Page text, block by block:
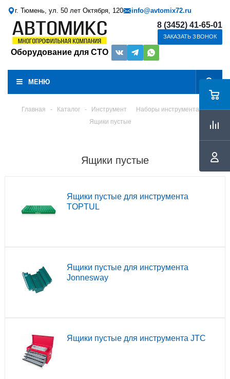
г. Тюмень, ул. 50 лет Октября, 120 info@avtomix72.ru
Оборудование для СТО
8 (3452) 41-65-01
ЗАКАЗАТЬ ЗВОНОК
МЕНЮ
Главная - Каталог - Инструмент
Наборы инструмента
Ящики пустые
Ящики пустые
Ящики пустые для инструмента
TOPTUL
Ящики пустые для инструмента
Jonnesway
Ящики пустые для инструмента JTC